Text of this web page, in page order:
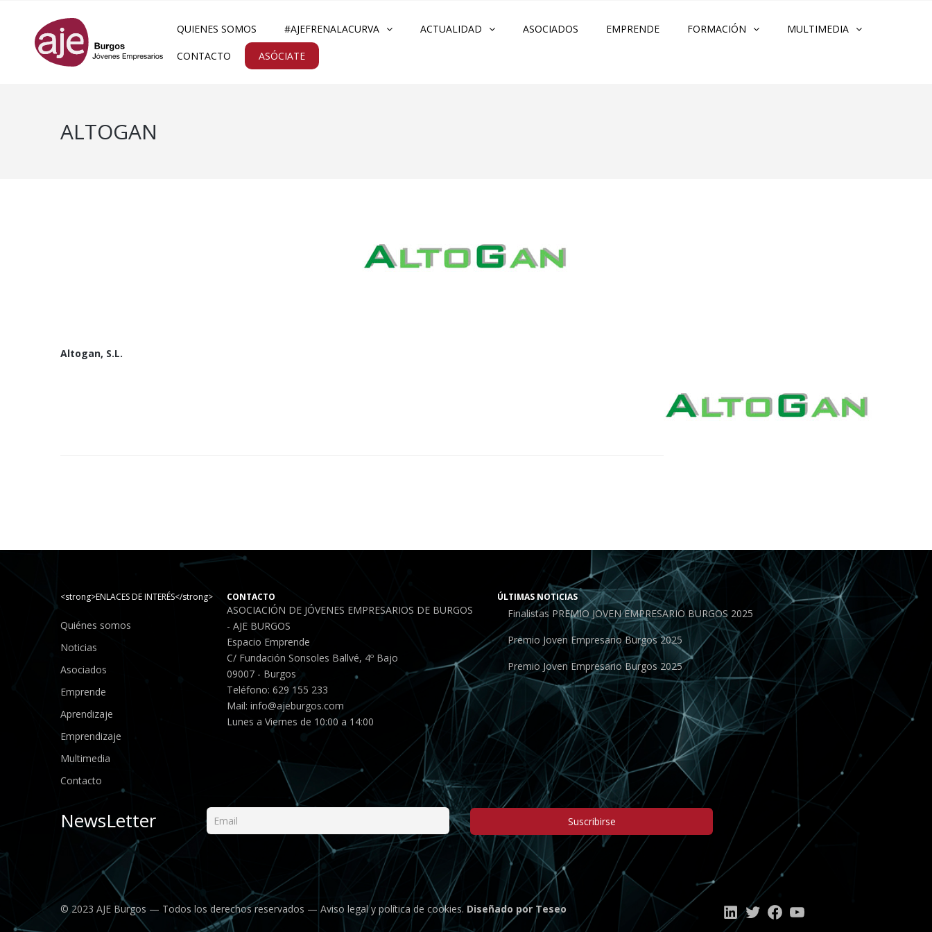
QUIENES SOMOS #AJEFRENALACURVA ACTUALIDAD ASOCIADOS EMPRENDE FORMACIÓN MULTIMEDIA
CONTACTO ASÓCIATE
ALTOGAN
Altogan, S.L.
<strong>ENLACES DE INTERÉS</strong>
Quiénes somos
Noticias
Asociados
Emprende
Aprendizaje
Emprendizaje
Multimedia
Contacto
CONTACTO
ASOCIACIÓN DE JÓVENES EMPRESARIOS DE BURGOS
- AJE BURGOS
Espacio Emprende
C/ Fundación Sonsoles Ballvé, 4º Bajo
09007 - Burgos
Teléfono: 629 155 233
Mail: info@ajeburgos.com
Lunes a Viernes de 10:00 a 14:00
ÚLTIMAS NOTICIAS
Finalistas PREMIO JOVEN EMPRESARIO BURGOS 2025
Premio Joven Empresario Burgos 2025
Premio Joven Empresario Burgos 2025
NewsLetter Suscribirse
© 2023 AJE Burgos — Todos los derechos reservados — Aviso legaly política de cookies. Diseñado por Teseo